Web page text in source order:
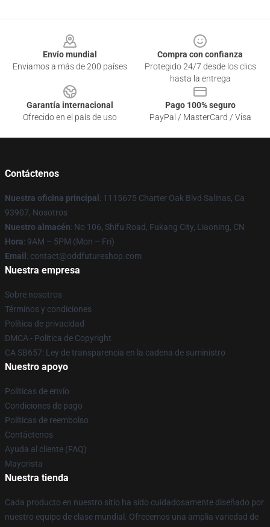
Envío mundial
Enviamos a más de 200 países
Compra con confianza
Protegido 24/7 desde los clics
hasta la entrega
Garantía internacional
Ofrecido en el país de uso
Pago 100% seguro
PayPal / MasterCard / Visa
Contáctenos
Nuestra oficina principal : 1115675 Charter Oak Blvd Salinas, Ca
93907, Nosotros
Nuestro almacén: No 106, Shifu Road, Fukang City, Liaoning, CN
Hora: 9AM – 5PM (Mon – Fri)
Email : contact@oddfutureshop.com
Nuestra empresa
Sobre nosotros
Términos y condiciones
Política de privacidad
DMCA - Política de Copyright
CA SB657: Ley de transparencia en la cadena de suministro
Nuestro apoyo
Políticas de envío
Condiciones de pago
Políticas de reembolso
Contáctenos
Ayuda al cliente (FAQ)
Mayorista
Nuestra tienda
Cada producto en nuestro sitio ha sido cuidadosamente diseñado por
nuestro equipo de clase mundial. Ofrecemos una amplia variedad de